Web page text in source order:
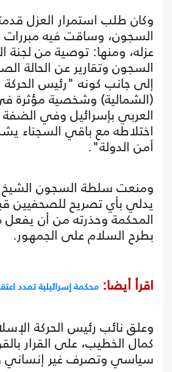
وكان طلب استمرار العزل
السجون، وساقت فيه مبررات
عزله، ومنها: توصية من
السجون وتقارير عن الحالة
إلى جانب كونه "رئيس الحركة
(الشمالية) وشخصية مؤثرة
العربي بإسرائيل وفي
اختلاطه مع باقي السجناء
أمن الدولة".
ومنعت سلطة السجون
يدلي بأي تصريح للصحفيين
المحكمة وحذرته من أن
بطرح السلام على الجمهور.
اقرأ أيضا: محكمة إسرائيلية تمدد
وعلق نائب رئيس الحركة
كمال الخطيب، على القرار
سياسي وتصرف غير